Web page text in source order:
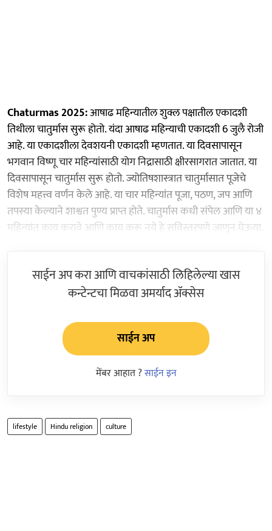
Chaturmas 2025:आषाढ महिन्यातील शुक्ल पक्षातील एकादशी
तिथीला चातुर्मास सुरू होतो. यंदा आषाढ महिन्याची एकादशी 6 जुलै रोजी
आहे. या एकादशीला देवशयनी एकादशी म्हणतात. या दिवसापासून
भगवान विष्णू चार महिन्यांसाठी योग निद्रासाठी क्षीरसागरात जातात. या
दिवसापासून चातुर्मास सुरू होतो. ज्योतिषशास्त्रात चातुर्मासात पूजेचे
विशेष महत्त्व वर्णन केले आहे. या चार महिन्यांत पूजा, पठण, जप आणि
तपस्या केल्याने शाश्वत पुण्य प्राप्त होते. चातुर्मास कधी संपेल आणि या ४
महिन्यांत काय करावे आणि काय करू नये हे सविस्तरपणे जाणून घेऊया.
साईन अप करा आणि वाचकांसाठी लिहिलेल्या खास
कन्टेन्टचा मिळवा अमर्याद ॲक्सेस
साईन अप
मेंबर आहात ?साईन इन
lifestyle Hindu religion culture